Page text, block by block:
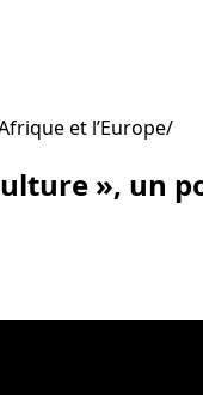
et l’Europe
», un